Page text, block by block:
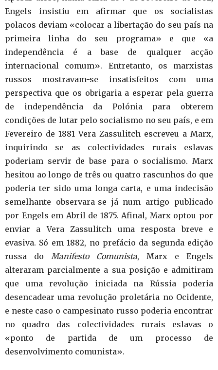
Engels insistiu em afirmar que os socialistas
polacos deviam «colocar a libertação do seu país na
primeira linha do seu programa» e que «a
independência é a base de qualquer acção
internacional comum». Entretanto, os marxistas
russos mostravam-se insatisfeitos com uma
perspectiva que os obrigaria a esperar pela guerra
de independência da Polónia para obterem
condições de lutar pelo socialismo no seu país, e em
Fevereiro de 1881 Vera Zassulitch escreveu a Marx,
inquirindo se as colectividades rurais eslavas
poderiam servir de base para o socialismo. Marx
hesitou ao longo de três ou quatro rascunhos do que
poderia ter sido uma longa carta, e uma indecisão
semelhante observara-se já num artigo publicado
por Engels em Abril de 1875. Afinal, Marx optou por
enviar a Vera Zassulitch uma resposta breve e
evasiva. Só em 1882, no prefácio da segunda edição
russa do Manifesto Comunista, Marx e Engels
alteraram parcialmente a sua posição e admitiram
que uma revolução iniciada na Rússia poderia
desencadear uma revolução proletária no Ocidente,
e neste caso o campesinato russo poderia encontrar
no quadro das colectividades rurais eslavas o
«ponto de partida de um processo de
desenvolvimento comunista».